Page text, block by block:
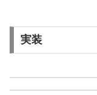
実装